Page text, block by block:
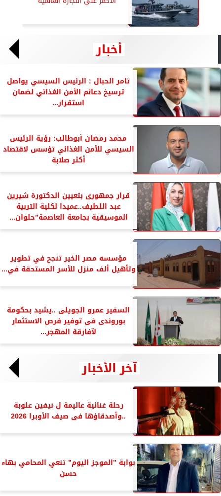
أخبار
تامر الحبال : الرئيس السيسي يواصل
ترسيخ دعائم الأمن الغذائي لضمان
استقرار...
محمد رمضان أبوطالب: رؤية الرئيس
السيسي للأمن الغذائي تؤسس لاقتصاد
أكثر صلابة
قرار جمهورى بتعيين الدكتورة شيرين
عبد اللطيف..عميدا لكلية التربية
الموسيقية بجامعة العاصمة”حلوان...
مؤسسه مصر الخير تنجح في تطوير
وتأهيل ألف منزل للأسر المستحقة في...
السفير عمرو الجويلى ..يشيد بحكومة
بوروندى فى توفير فرص الاستثمار
لآفارقة المهجر...
آخر الأخبار
رحلة غنائية عاليمة ل نيفين علوبة
..وأصدقاؤها فى صيف الأوبرا 2026
بوابة ”الموجز اليوم” تنعي المحامي بهاء
حسن